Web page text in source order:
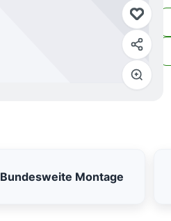
Bundesweite Montage